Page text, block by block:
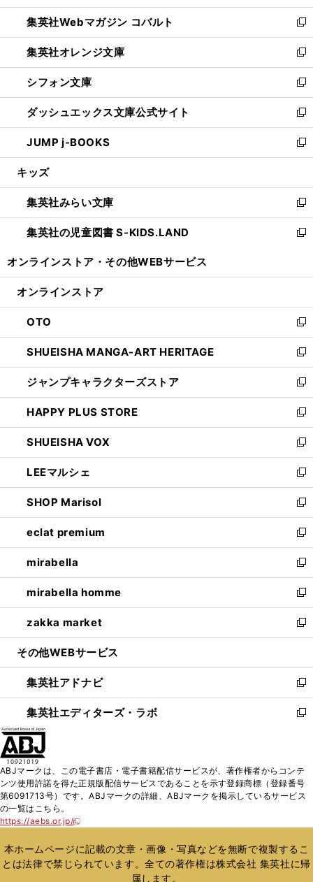
開
く
ウ
で
開
く
ン
ド
ウ
で
開
く
ウ
ィ
ン
ド
ウ
で
開
く
集英社Webマガジン コバルト
新
し
い
ウ
ィ
ン
ド
ウ
で
開
集英社オレンジ文庫
新
し
い
ウ
ィ
ン
ド
ウ
開
く
シフォン文庫
新
し
い
ウ
ィ
ン
ウ
で
開
く
ダッシュエックス文庫公式サイト
新
し
い
ウ
ン
ド
ウ
で
JUMP j-BOOKS
新
し
ウ
ィ
ン
ド
開
キッズ
集英社みらい文庫
新
し
い
ン
ウ
で
開
く
集英社の児童図書 S-KIDS.LAND
新
ウ
ン
ド
ウ
で
開
く
オンラインストア・ その他WEBサービス
オンラインストア
OTO
新
し
い
ウ
ィ
ン
ド
ウ
で
開
く
SHUEISHA MANGA-ART HERITAGE
新
し
い
ウ
ィ
ン
ド
ウ
で
開
く
ジャンプキャラクターズストア
新
し
い
ウ
ィ
ン
ド
ウ
で
開
く
HAPPY PLUS STORE
新
し
い
ウ
ィ
ン
ド
ウ
で
開
く
SHUEISHA VOX
新
し
い
ウ
ィ
ン
ド
ウ
で
開
く
LEEマルシェ
新
し
い
ウ
ィ
ン
ド
ウ
で
開
く
SHOP Marisol
新
し
い
ウ
ィ
ン
ド
ウ
で
開
eclat premium
新
し
い
ウ
ィ
ン
ド
ウ
開
く
mirabella
新
し
い
ウ
ィ
ン
ウ
で
開
く
mirabella homme
新
し
い
ウ
ン
ド
ウ
で
zakka market
新
し
ウ
ィ
ン
ド
く
その他WEBサービス
集英社アドナビ
新
し
い
ド
ウ
で
集英社エディターズ・ラボ
新
ィ
ン
ド
開
く
ABJマークは、この電子書店・電子書籍配信サービスが、著作権者からコンテ
ンツ使用許諾を得た正規版配信サービスであることを示す登録商標（登録番号
第6091713号）です。ABJマークの詳細、ABJマークを掲示しているサービス
の一覧はこちら。
https://aebs.or.jp/
新
い
ウ
ィ
本ホームページに記載の文章・画像・写真などを無断で複製するこ
とは法律で禁じられています。全ての著作権は株式会社 集英社に帰
属します。